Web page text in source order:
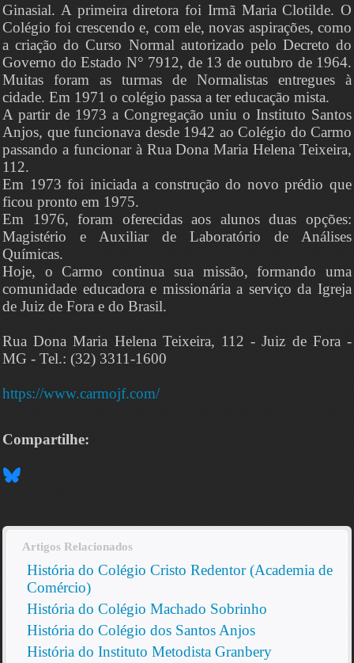
Ginasial. A primeira diretora foi Irmã Maria Clotilde. O
Colégio foi crescendo e, com ele, novas aspirações, como
a criação do Curso Normal autorizado pelo Decreto do
Governo do Estado N° 7912, de 13 de outubro de 1964.
Muitas foram as turmas de Normalistas entregues à
cidade. Em 1971 o colégio passa a ter educação mista.
A partir de 1973 a Congregação uniu o Instituto Santos
Anjos, que funcionava desde 1942 ao Colégio do Carmo
passando a funcionar à Rua Dona Maria Helena Teixeira,
112.
Em 1973 foi iniciada a construção do novo prédio que
ficou pronto em 1975.
Em 1976, foram oferecidas aos alunos duas opções:
Magistério e Auxiliar de Laboratório de Análises
Químicas.
Hoje, o Carmo continua sua missão, formando uma
comunidade educadora e missionária a serviço da Igreja
de Juiz de Fora e do Brasil.
Rua Dona Maria Helena Teixeira, 112 - Juiz de Fora -
MG - Tel.: (32) 3311-1600
https://www.carmojf.com/
Compartilhe:
Artigos Relacionados
História do Colégio Cristo Redentor (Academia de
Comércio)
História do Colégio Machado Sobrinho
História do Colégio dos Santos Anjos
História do Instituto Metodista Granbery